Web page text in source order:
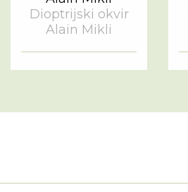
Dioptrijski okvir
Alain Mikli